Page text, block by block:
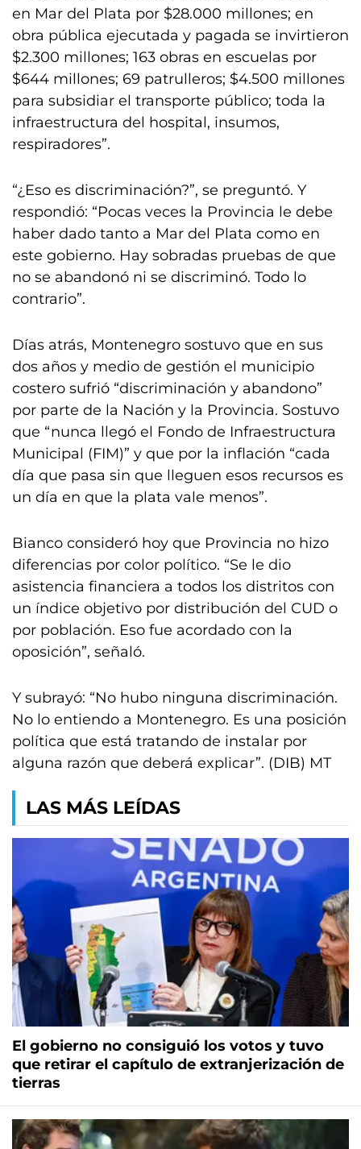
en Mar del Plata por $28.000 millones; en
obra pública ejecutada y pagada se invirtieron
$2.300 millones; 163 obras en escuelas por
$644 millones; 69 patrulleros; $4.500 millones
para subsidiar el transporte público; toda la
infraestructura del hospital, insumos,
respiradores”.
“¿Eso es discriminación?”, se preguntó. Y
respondió: “Pocas veces la Provincia le debe
haber dado tanto a Mar del Plata como en
este gobierno. Hay sobradas pruebas de que
no se abandonó ni se discriminó. Todo lo
contrario”.
Días atrás, Montenegro sostuvo que en sus
dos años y medio de gestión el municipio
costero sufrió “discriminación y abandono”
por parte de la Nación y la Provincia. Sostuvo
que “nunca llegó el Fondo de Infraestructura
Municipal (FIM)” y que por la inflación “cada
día que pasa sin que lleguen esos recursos es
un día en que la plata vale menos”.
Bianco consideró hoy que Provincia no hizo
diferencias por color político. “Se le dio
asistencia financiera a todos los distritos con
un índice objetivo por distribución del CUD o
por población. Eso fue acordado con la
oposición”, señaló.
Y subrayó: “No hubo ninguna discriminación.
No lo entiendo a Montenegro. Es una posición
política que está tratando de instalar por
alguna razón que deberá explicar”. (DIB) MT
LAS MÁS LEÍDAS
El gobierno no consiguió los votos y tuvo
que retirar el capítulo de extranjerización de
tierras